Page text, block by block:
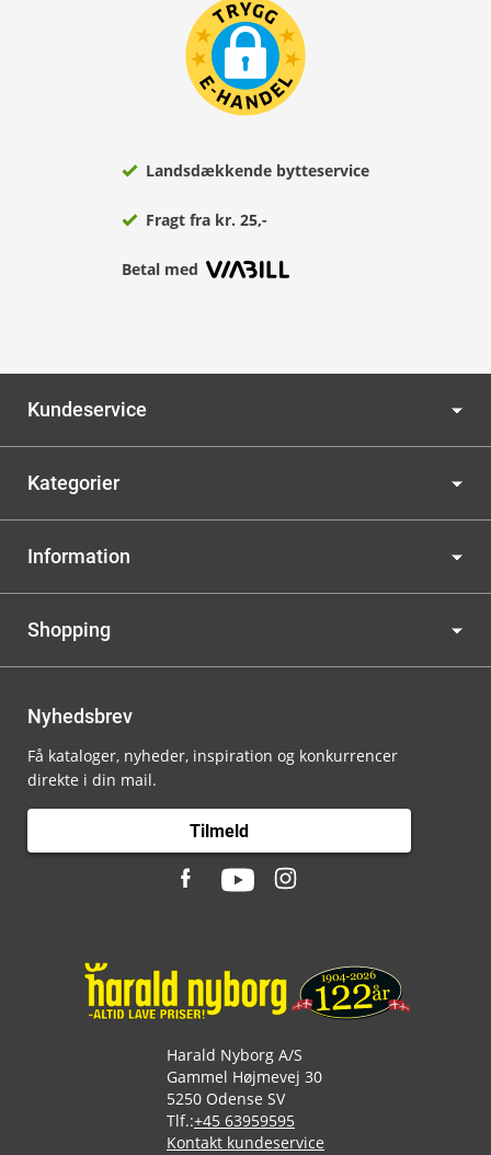
Landsdækkende bytteservice
Fragt fra kr. 25,-
Betal med
Kundeservice
Kategorier
Information
Shopping
Nyhedsbrev
Få kataloger, nyheder, inspiration og konkurrencer
direkte i din mail.
Tilmeld
Harald Nyborg A/S
Gammel Højmevej 30
5250 Odense SV
Tlf.:+45 63959595
Kontakt kundeservice